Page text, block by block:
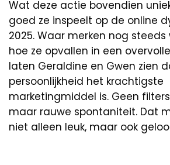
Wat deze actie bovendien
goed ze inspeelt op de online
2025. Waar merken nog
hoe ze opvallen in een
laten Geraldine en Gwen zien
persoonlijkheid het krachtigste
marketingmiddel is. Geen
maar rauwe spontaniteit. Dat
niet alleen leuk, maar ook